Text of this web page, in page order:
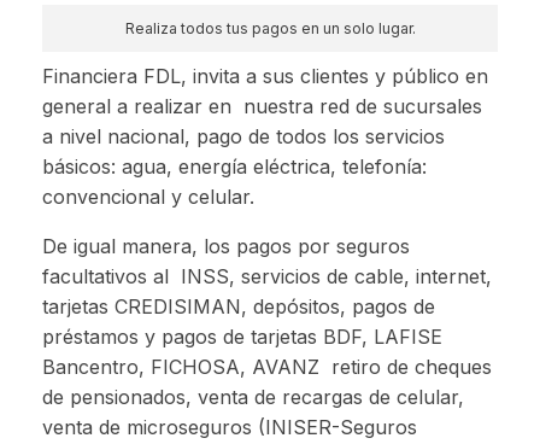
Realiza todos tus pagos en un solo lugar.
Financiera FDL, invita a sus clientes y público en
general a realizar en nuestra red de sucursales
a nivel nacional, pago de todos los servicios
básicos: agua, energía eléctrica, telefonía:
convencional y celular.
De igual manera, los pagos por seguros
facultativos al INSS, servicios de cable, internet,
tarjetas CREDISIMAN, depósitos, pagos de
préstamos y pagos de tarjetas BDF, LAFISE
Bancentro, FICHOSA, AVANZ retiro de cheques
de pensionados, venta de recargas de celular,
venta de microseguros (INISER-Seguros